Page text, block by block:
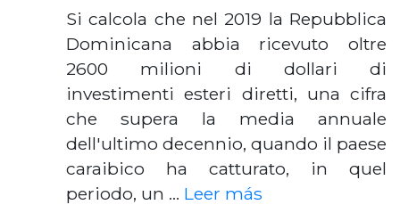
Si calcola che nel 2019 la Repubblica
Dominicana abbia ricevuto oltre
2600 milioni di dollari di
investimenti esteri diretti, una cifra
che supera la media annuale
dell'ultimo decennio, quando il paese
caraibico ha catturato, in quel
periodo, un … Leer más